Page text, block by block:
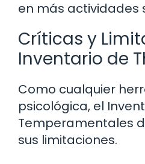
en más actividades
Críticas y
Inventario de
Como cualquier
psicológica, el
Temperamentales
sus limitaciones.